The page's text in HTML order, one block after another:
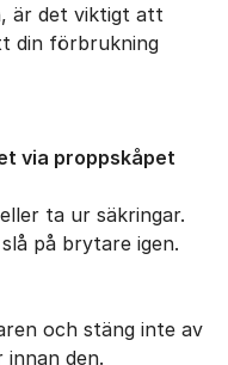
är det viktigt att
din förbrukning
via proppskåpet
ta ur säkringar.
på brytare igen.
och stäng inte av
den.